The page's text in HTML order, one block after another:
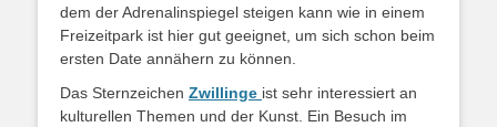
dem der Adrenalinspiegel steigen kann wie in einem
Freizeitpark ist hier gut geeignet, um sich schon beim
ersten Date annähern zu können.
Das Sternzeichen Zwillinge ist sehr interessiert an
kulturellen Themen und der Kunst. Ein Besuch im